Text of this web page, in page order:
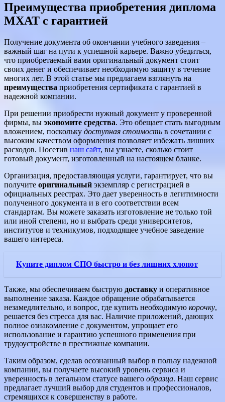
Преимущества приобретения диплома
МХАТ с гарантией
Получение документа об окончании учебного заведения –
важный шаг на пути к успешной карьере. Важно убедиться,
что приобретаемый вами оригинальный документ стоит
своих денег и обеспечивает необходимую защиту в течение
многих лет. В этой статье мы предлагаем взглянуть на
преимущества приобретения сертификата с гарантией в
надежной компании.
При решении приобрести нужный документ у проверенной
фирмы, вы экономите средства. Это обещает стать выгодным
вложением, поскольку доступная стоимость в сочетании с
высоким качеством оформления позволяет избежать лишних
расходов. Посетив наш сайт, вы узнаете, сколько стоит
готовый документ, изготовленный на настоящем бланке.
Организация, предоставляющая услуги, гарантирует, что вы
получите оригинальный экземпляр с регистрацией в
официальных реестрах. Это дает уверенность в легитимности
полученного документа и в его соответствии всем
стандартам. Вы можете заказать изготовление не только той
или иной степени, но и выбрать среди университетов,
институтов и техникумов, подходящее учебное заведение
вашего интереса.
Купите диплом СПО быстро и без лишних хлопот
Также, мы обеспечиваем быструю доставку и оперативное
выполнение заказа. Каждое обращение обрабатывается
незамедлительно, и вопрос, где купить необходимую корочку,
решается без стресса для вас. Наличие приложений, дающих
полное ознакомление с документом, упрощает его
использование и гарантию успешного применения при
трудоустройстве в престижные компании.
Таким образом, сделав осознанный выбор в пользу надежной
компании, вы получаете высокий уровень сервиса и
уверенность в легальном статусе вашего образца. Наш сервис
предлагает лучший выбор для студентов и профессионалов,
стремящихся к совершенству в работе.